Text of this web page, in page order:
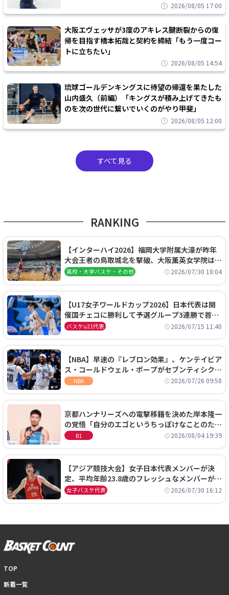
2026/08/05 17:00
大阪エヴェッサが3度のアキレス腱断裂からの復
帰を目指す橋本拓哉と契約を締結「もう一度コー
トに立ちたい」
2026/08/05 14:54
琉球ゴールデンキングスに待望の帰還を果たした
山内盛久（前編）「キングスが積み上げてきたも
のを次の世代に繋いでいくのがやり甲斐」
2026/08/05 12:00
すべて見る
RANKING
【インターハイ2026】福岡大学附属大濠が昨年
大会王者の鳥取城北を撃破、大阪薫英女学院は岐
阜女子に完勝、大会3日目試合結果
高校・大学バスケ・その他 2026/07/30 18:04
【U17女子ワールドカップ2026】日本代表は開
催国チェコに勝利して予選グループ3連勝で首位
通過！準々決勝の相手はエジプトに決定
バスケu21代表 2026/07/15 11:40
【NBA】早速の『レブロン効果』、ケンテイビア
ス・コールドウェル・ポープがセブンティシクサ
ーズに1年契約で加入
NBA 2026/07/26 09:58
京都ハンナリーズへの電撃移籍を決めた岸本隆一
の覚悟「自分のエゴというちっぽけなことのため
に、京都に来たわけではない」
B1 2026/08/04 19:39
【アジア競技大会】女子日本代表メンバーが決
定、平均年齢23.8歳のフレッシュなメンバーが日
本開催の大舞台で頂点を狙う
女子バスケ代表 2026/07/30 16:12
TOP
新着一覧